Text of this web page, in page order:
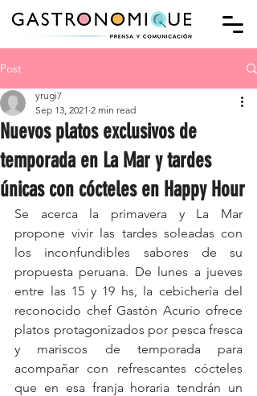
Post
Nuevos platos exclusivos de
temporada en La Mar y tardes
únicas con cócteles en Happy Hour
yrugi7
Sep 13, 2021 2 min read
Se acerca la primavera y La Mar
propone vivir las tardes soleadas con
los inconfundibles sabores de su
propuesta peruana. De lunes a jueves
entre las 15 y 19 hs, la cebichería del
reconocido chef Gastón Acurio ofrece
platos protagonizados por pesca fresca
y mariscos de temporada para
acompañar con refrescantes cócteles
que en esa franja horaria tendrán un